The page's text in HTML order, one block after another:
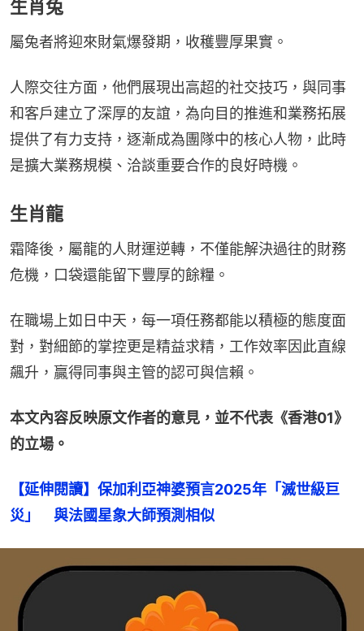
生肖兔
屬兔者將迎來財氣爆發期，收穫豐厚果實。
人際交往方面，他們展現出高超的社交技巧，與同事
和客戶建立了深厚的友誼，為向目的推進和業務拓展
提供了有力支持，逐漸成為團隊中的核心人物，此時
是擴大業務規模、洽談重要合作的良好時機。
生肖龍
霜降後，屬龍的人財運逆轉，不僅能解決過往的財務
危機，口袋還能留下豐厚的餘糧。
在職場上如日中天，每一項任務都能以積極的態度面
對，對細節的掌控更是精益求精，工作效率因此直線
飆升，贏得同事與主管的認可與信賴。
本文內容反映原文作者的意見，並不代表《香港01》
的立場。
【延伸閱讀】保加利亞神婆預言2025年「滅世級巨
災」　與法國星象大師預測相似